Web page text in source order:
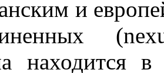
и
находится